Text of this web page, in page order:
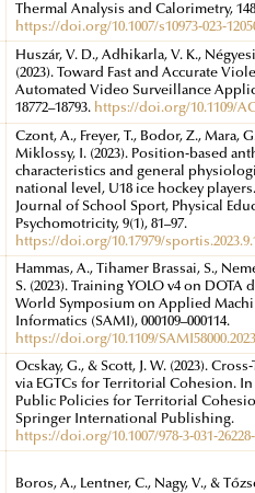
Thermal Analysis and Calorimetry,
https://doi.org/10.1007/s10973-023-
Huszár, V. D., Adhikarla, V. K.,
(2023). Toward Fast and Accurate
Automated Video Surveillance
18772–18793. https://doi.org/10.1109/
Czont, A., Freyer, T., Bodor, Z., Mara,
Miklossy, I. (2023). Position-based
characteristics and general
national level, U18 ice hockey
Journal of School Sport, Physical
Psychomotricity, 9(1), 81–97.
https://doi.org/10.17979/
Hammas, A., Tihamer Brassai, S.,
S. (2023). Training YOLO v4 on DOTA
World Symposium on Applied
Informatics (SAMI), 000109–000114.
https://doi.org/10.1109/
Ocskay, G., & Scott, J. W. (2023).
via EGTCs for Territorial Cohesion. In
Public Policies for Territorial
Springer International Publishing.
https://doi.org/10.1007/978-3-031-
Boros, A., Lentner, C., Nagy, V., &